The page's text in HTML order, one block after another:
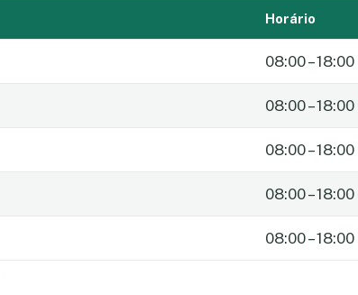
Horário
08:00 – 18:00
08:00 – 18:00
08:00 – 18:00
08:00 – 18:00
08:00 – 18:00